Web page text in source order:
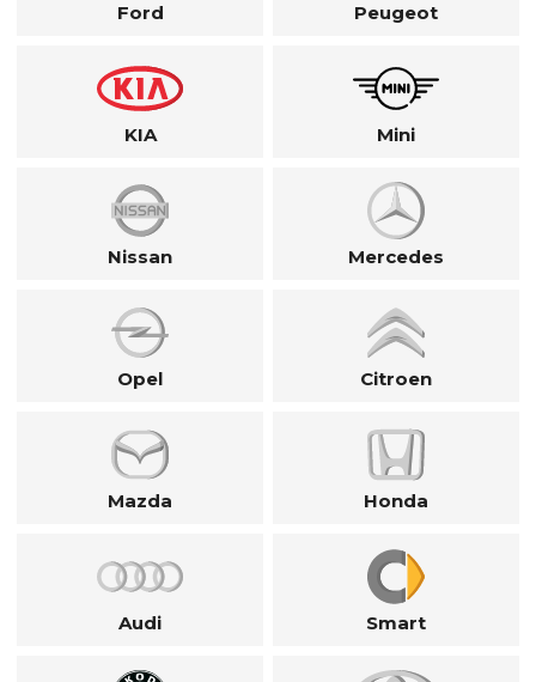
Ford Peugeot
KIA Mini
Nissan Mercedes
Opel Citroen
Mazda Honda
Audi Smart